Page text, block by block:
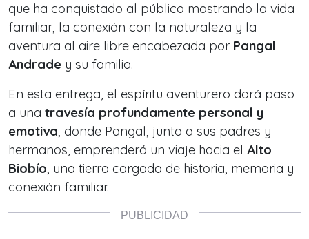
que ha conquistado al público mostrando la vida
familiar, la conexión con la naturaleza y la
aventura al aire libre encabezada por Pangal
Andrade y su familia.
En esta entrega, el espíritu aventurero dará paso
a una travesía profundamente personal y
emotiva, donde Pangal, junto a sus padres y
hermanos, emprenderá un viaje hacia el Alto
Biobío, una tierra cargada de historia, memoria y
conexión familiar.